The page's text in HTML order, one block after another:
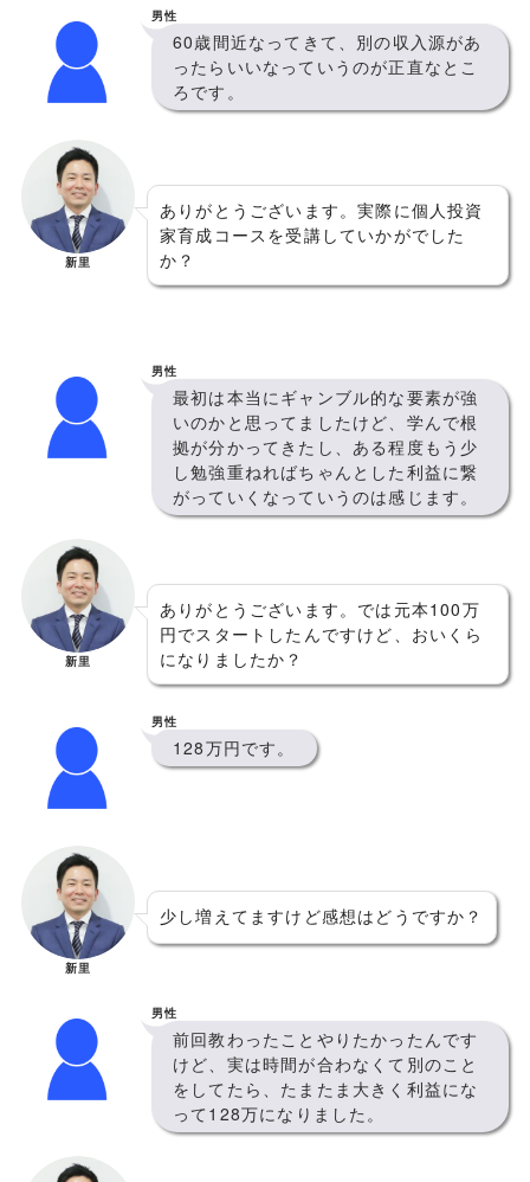
男性
60歳間近なってきて、別の収入源があ
ったらいいなっていうのが正直なとこ
ろです。
新里
ありがとうございます。実際に個人投資
家育成コースを受講していかがでした
か？
男性
最初は本当にギャンブル的な要素が強
いのかと思ってましたけど、学んで根
拠が分かってきたし、ある程度もう少
し勉強重ねればちゃんとした利益に繋
がっていくなっていうのは感じます。
新里
ありがとうございます。では元本100万
円でスタートしたんですけど、おいくら
になりましたか？
男性
128万円です。
新里
少し増えてますけど感想はどうですか？
男性
前回教わったことやりたかったんです
けど、実は時間が合わなくて別のこと
をしてたら、たまたま大きく利益にな
って128万になりました。